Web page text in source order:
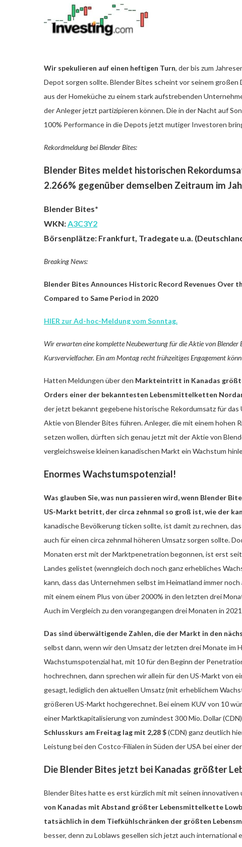
Wir spekulieren auf einen heftigen Turn, der bis zum
Depot sorgen sollte. Blender Bites scheint vor seinem
aus der Homeküche zu einem stark aufstrebenden
der Anleger jetzt partizipieren können. Die in der Nacht auf
100% Performance in die Depots jetzt mutiger Investoren
Rekordmeldung bei Blender Bites:
Blender Bites meldet historischen
2.266% gegenüber demselben Zeitraum im
Blender Bites*
WKN:A3C3Y2
Börsenplätze: Frankfurt, Tradegate u.a.
Breaking News:
Blender Bites Announces Historic Record Revenues Over
Compared to Same Period in 2020
HIER zur Ad-hoc-Meldung vom Sonntag.
Wir erwarten eine komplette Neubewertung für die Aktie von Blender
Kursvervielfacher. Ein am Montag recht frühzeitiges Engagement
Hatten Meldungen über den Markteintritt in Kanadas
Orders einer der bekanntesten Lebensmittelketten
der jetzt bekannt gegebene historische Rekordumsatz für
Aktie von Blender Bites führen. Anleger, die mit einem
setzen wollen, dürften sich genau jetzt mit der Aktie von
vergleichsweise kleinen kanadischen Markt ein Wachstum
Enormes Wachstumspotenzial!
Was glauben Sie, was nun passieren wird, wenn Blender
US-Markt betritt, der circa zehnmal so groß ist, wie der
kanadische Bevölkerung ticken sollte, ist damit zu rechnen,
auch für einen circa zehnmal höheren Umsatz sorgen sollte.
Monaten erst mit der Marktpenetration begonnen, ist erst
Landes gelistet (wenngleich doch noch ganz erhebliches
kann, dass das Unternehmen selbst im Heimatland immer
mit einem einem Plus von über 2000% in den letzten drei
Auch im Vergleich zu den vorangegangen drei Monaten in
Das sind überwältigende Zahlen, die der Markt in den
selbst dann, wenn wir den Umsatz der letzten drei Monate im
Wachstumspotenzial hat, mit 10 für den Beginn der
hochrechnen, dann sprechen wir allein für den US-Markt von
gesagt, lediglich den aktuellen Umsatz (mit erheblichem
größeren US-Markt hochgerechnet. Bei einem KUV von 10
einer Marktkapitalisierung von zumindest 300 Mio. Dollar (CDN)
Schlusskurs am Freitag lag mit 2,28 $(CDN) ganz deutlich
Leistung bei den Costco-Filialen in Süden der USA bei einer
Die Blender Bites jetzt bei Kanadas größter
Blender Bites hatte es erst kürzlich mit mit seinen
von Kanadas mit Abstand größter Lebensmittelkette
tatsächlich in dem Tiefkühlschränken der größten
besser, denn zu Loblaws gesellen sich jetzt auch international